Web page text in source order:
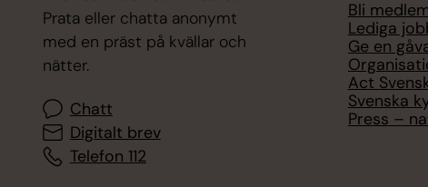
Prata eller chatta anonymt
med en präst på kvällar och
nätter.
Chatt
Digitalt brev
Telefon 112
Bli
Lediga
Ge en
Act
Svenska
Press –